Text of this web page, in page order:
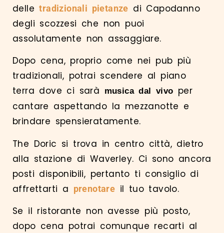
delletradizionali pietanze di Capodanno
degli scozzesi che non puoi
assolutamente non assaggiare.
Dopo cena, proprio come nei pub più
tradizionali, potrai scendere al piano
terra dove ci sarà
musica dal vivo per
cantare aspettando la mezzanotte e
brindare spensieratamente.
The Doric si trova in centro città, dietro
alla stazione di Waverley. Ci sono ancora
posti disponibili, pertanto ti consiglio di
affrettarti a prenotare il tuo tavolo.
Se il ristorante non avesse più posto,
dopo cena potrai comunque recarti al